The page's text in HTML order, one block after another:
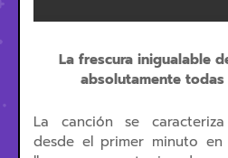
La frescura inigualable
absolutamente
La canción se
desde el primer minuto en